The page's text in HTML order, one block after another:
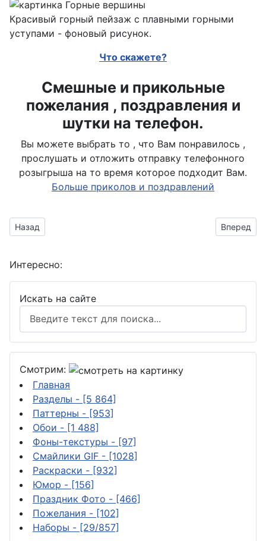
Красивый горный пейзаж с плавными горными
уступами - фоновый рисунок.
Что скажете?
Смешные и прикольные
пожелания , поздравления и
шутки на телефон.
Вы можете выбрать то , что Вам понравилось ,
прослушать и отложить отправку телефонного
розыгрыша на то время которое подходит Вам.
Больше приколов и поздравлений
Предыдущий материал: Обои с горами в зимнее время года
Назад Вперед
Интересно:
Искать на сайте
Смотрим:
Главная
Разделы - [5 864]
Паттерны - [953]
Обои - [1 488]
Фоны-текстуры - [97]
Смайлики GIF - [1028]
Раскраски - [932]
Юмор - [156]
Праздник Фото - [466]
Пожелания - [102]
Наборы - [29/857]